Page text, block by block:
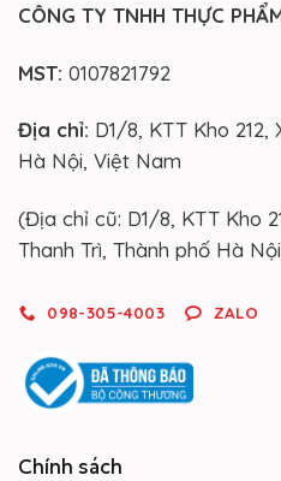
CÔNG TY TNHH THỰC
MST: 0107821792
Địa chỉ: D1/8, KTT Kho
Hà Nội, Việt Nam
(Địa chỉ cũ: D1/8, KTT Kho
Thanh Trì, Thành phố Hà
098-305-4003 ZALO
Chính sách